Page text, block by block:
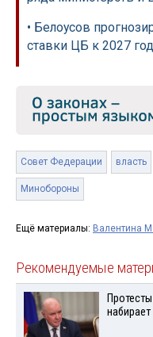
• Белоусов
ставки ЦБ к 2027
Совет Федерации власть
Минобороны
Ещё материалы: Валентина
Рекомендуемые